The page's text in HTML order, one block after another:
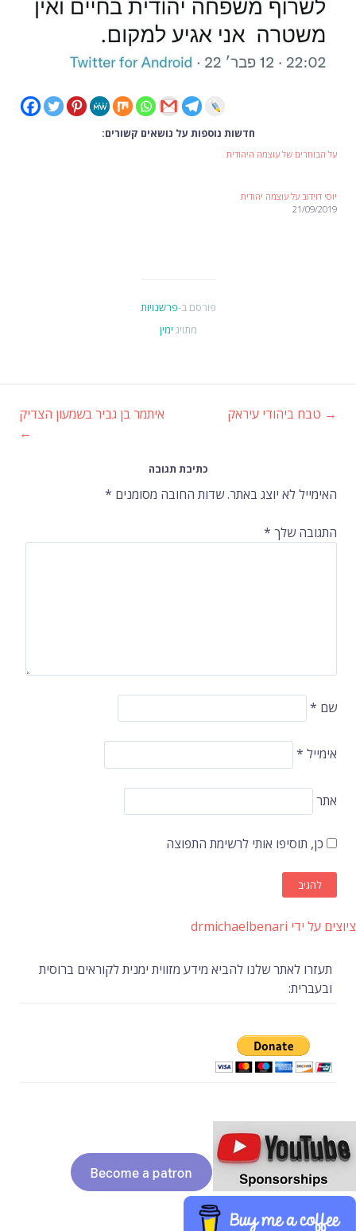
חדשות נוספות על נושאים קשורים:
על הבוחרים של עוצמה היהודית
יוסי דוידוב על עוצמה יהודית
21/09/2019
פורסם ב-פרשנויות
מתויג ימין
ניווט
ברשומות
→ טבח ביהודי עיראק
איתמר בן גביר בשמעון הצדיק
←
כתיבת תגובה
האימייל לא יוצג באתר.שדות החובה מסומנים *
התגובה שלך *
שם *
אימייל *
אתר
כן, תוסיפו אותי לרשימת התפוצה
ציוצים על ידי drmichaelbenari
תעזרו לאתר שלנו להביא מידע מזווית ימנית לקוראים ברוסית
ובעברית: